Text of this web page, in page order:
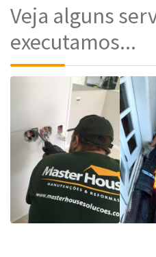
Veja alguns
executamos...